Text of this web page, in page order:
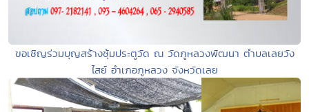
ขอเชิญร่วมบุญสร้างซุ้มประตูวัด ณ วัดภูหลวงพัฒนา ตำบลเลยวัง
ไสย์ อำเภอภูหลวง จังหวัดเลย